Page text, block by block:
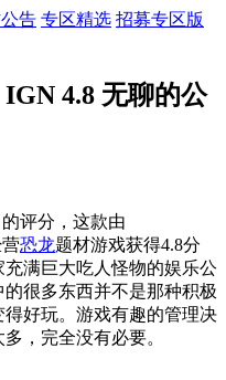
告 专区精选 招募专区版
IGN 4.8 无聊的公
评分，这款由
营恐龙题材游戏获得4.8分
满巨大吃人怪物的娱乐公
很多东西并不是那种积极
好玩。游戏有趣的管理决
，完全没有必要。